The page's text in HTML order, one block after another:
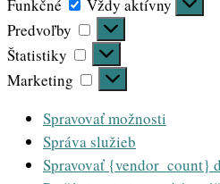
Funkčné
Vždy aktívny
Predvoľby
Predvoľby
Štatistiky
Štatistiky
Marketing
Marketing
Spravovať možnosti
Správa služieb
Spravovať {vendor_count}